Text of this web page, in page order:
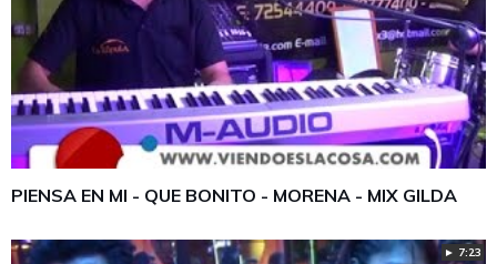
PIENSA EN MI - QUE BONITO - MORENA - MIX GILDA
► 7:23